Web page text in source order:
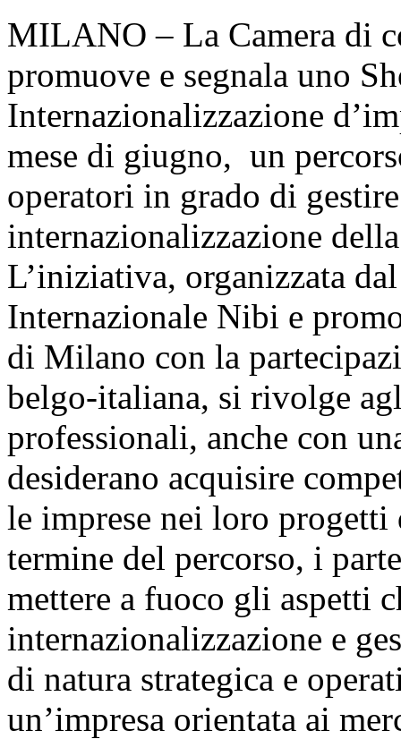
MILANO – La Camera di
promuove e segnala uno
Internazionalizzazione
mese di giugno, un
operatori in grado di
internazionalizzazione
L’iniziativa, organizzata
Internazionale Nibi e
di Milano con la
belgo-italiana, si rivolge
professionali, anche con
desiderano acquisire
le imprese nei loro
termine del percorso, i
mettere a fuoco gli aspetti
internazionalizzazione e
di natura strategica e
un’impresa orientata ai